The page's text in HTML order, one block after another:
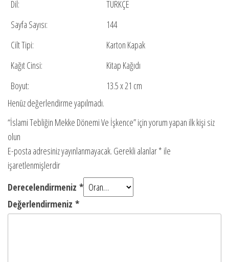
Dil:
TÜRKÇE
Sayfa Sayısı:
144
Cilt Tipi:
Karton Kapak
Kağıt Cinsi:
Kitap Kağıdı
Boyut:
13.5 x 21 cm
Henüz değerlendirme yapılmadı.
“İslami Tebliğin Mekke Dönemi Ve İşkence” için yorum yapan ilk kişi siz
olun
E-posta adresiniz yayınlanmayacak. Gerekli alanlar* ile
işaretlenmişlerdir
Derecelendirmeniz *
Değerlendirmeniz *